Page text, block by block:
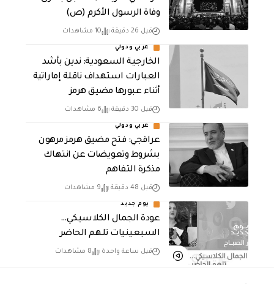
وفاة الرسول الأكرم (ص)
قبل 26 دقيقة 10 مشاهدات
عربي ودولي
‏الخارجية السعودية: ندين بأشد
العبارات استهداف ناقلة إماراتية
أثناء عبورها مضيق هرمز
قبل 30 دقيقة 6 مشاهدات
عربي ودولي
عراقجي: فتح مضيق هرمز مرهون
بشروط وتعويضات عن انتهاك
مذكرة التفاهم
قبل 48 دقيقة 9 مشاهدات
يوم جديد
عودة الجمال الكلاسيكي…
السبعينيات تلهم الحاضر
قبل ساعة واحدة 8 مشاهدات